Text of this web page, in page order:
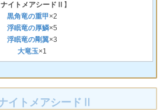
ナイトメアシードⅡ
】
黒角竜の重甲×2
浮眠竜の厚鱗×5
浮眠竜の剛翼×3
大竜玉×1
イトメアシードⅡ